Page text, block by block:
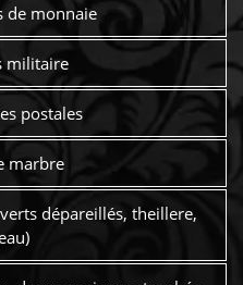
de monnaie
militaire
postales
marbre
dépareillés, theillere,